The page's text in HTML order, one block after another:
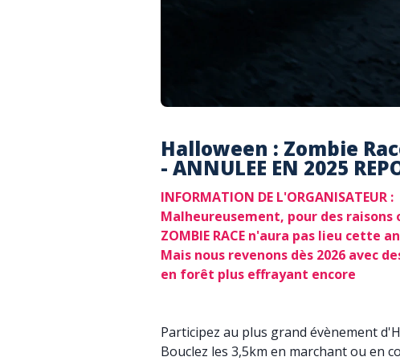
Halloween : Zombie
- ANNULEE EN 2025
INFORMATION DE L'ORGANISATEUR :
Malheureusement, pour des
ZOMBIE RACE n'aura pas lieu cette
Mais nous revenons dès 2026 avec
en forêt plus effrayant encore
Participez au plus grand évènement
Bouclez les 3,5km en marchant ou en